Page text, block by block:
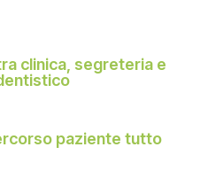
clinica, segreteria e
paziente tutto